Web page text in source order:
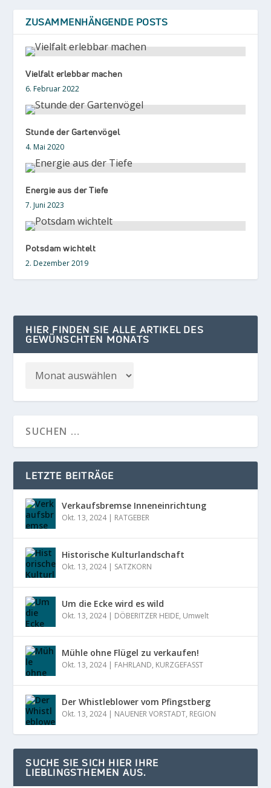
ZUSAMMENHÄNGENDE POSTS
Vielfalt erlebbar machen
6. Februar 2022
Stunde der Gartenvögel
4. Mai 2020
Energie aus der Tiefe
7. Juni 2023
Potsdam wichtelt
2. Dezember 2019
HIER FINDEN SIE ALLE ARTIKEL DES
GEWÜNSCHTEN MONATS
LETZTE BEITRÄGE
Verkaufsbremse Inneneinrichtung
Okt. 13, 2024| RATGEBER
Historische Kulturlandschaft
Okt. 13, 2024| SATZKORN
Um die Ecke wird es wild
Okt. 13, 2024| DÖBERITZER HEIDE, Umwelt
Mühle ohne Flügel zu verkaufen!
Okt. 13, 2024| FAHRLAND, KURZGEFASST
Der Whistleblower vom Pfingstberg
Okt. 13, 2024| NAUENER VORSTADT, REGION
SUCHE SIE SICH HIER IHRE
LIEBLINGSTHEMEN AUS.